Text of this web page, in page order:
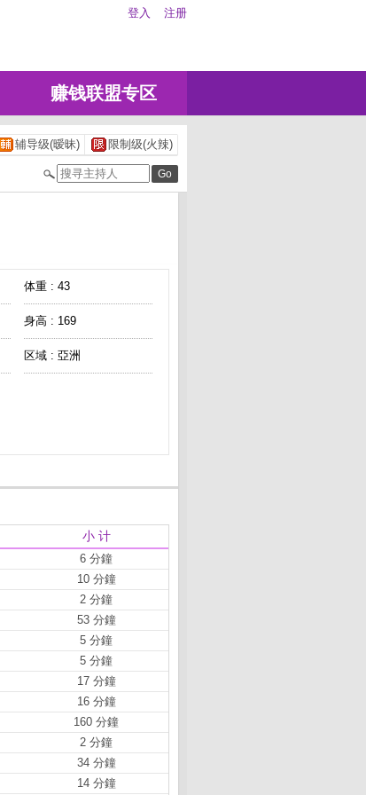
登入 注册
赚钱联盟专区
辅导级(暧昧) 限制级(火辣)
体重 : 43
身高 : 169
区域 : 亞洲
小 计
6 分鐘
10 分鐘
2 分鐘
53 分鐘
5 分鐘
5 分鐘
17 分鐘
16 分鐘
160 分鐘
2 分鐘
34 分鐘
14 分鐘